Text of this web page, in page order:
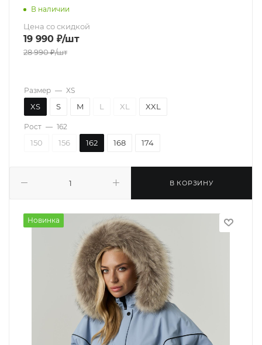
В наличии
Цена со скидкой
19 990 ₽/шт
28 990₽/шт
В КОРЗИНУ
Размер — XS
XS S M L XL XXL
Рост — 162
150 156 162 168 174
Новинка